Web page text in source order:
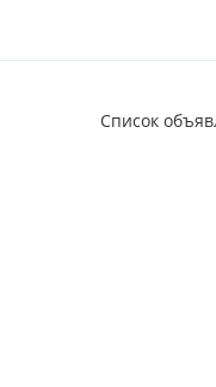
Список